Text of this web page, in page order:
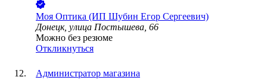
Моя Оптика (ИП Шубин Егор Сергеевич)
Донецк, улица Постышева, 66
Можно без резюме
Откликнуться
Администратор магазина